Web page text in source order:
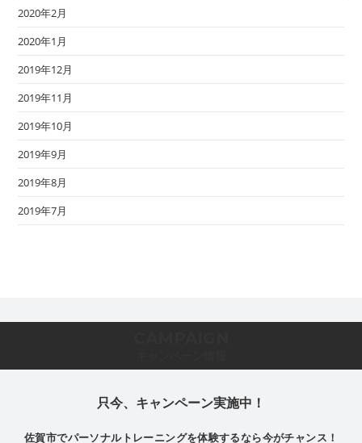
2020年2月
2020年1月
2019年12月
2019年11月
2019年10月
2019年9月
2019年8月
2019年7月
只今、キャンペーン実施中！
佐賀市でパーソナルトレーニングを体験するなら今がチャンス！